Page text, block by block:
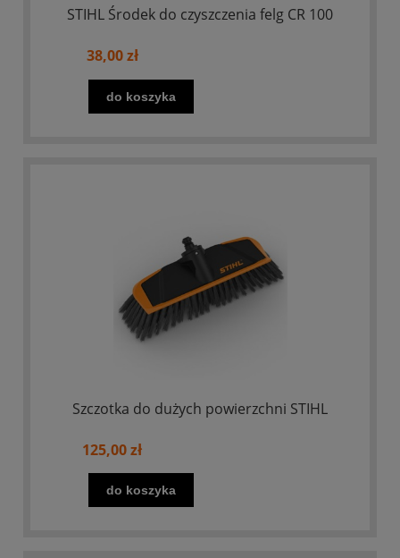
STIHL Środek do czyszczenia felg CR 100
38,00 zł
do koszyka
Szczotka do dużych powierzchni STIHL
125,00 zł
do koszyka